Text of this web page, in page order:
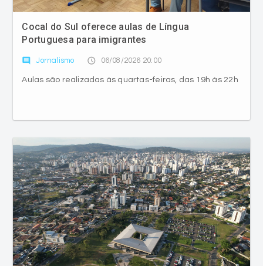
Cocal do Sul oferece aulas de Língua
Portuguesa para imigrantes
comment Jornalismo access_time 06/08/2026 20:00
Aulas são realizadas às quartas-feiras, das 19h às 22h